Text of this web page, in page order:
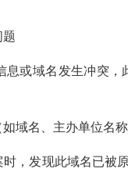
题
息或域名发生冲突
域名、主办单位名
时，发现此域名已被